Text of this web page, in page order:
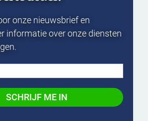
onze nieuwsbrief en
informatie over onze diensten